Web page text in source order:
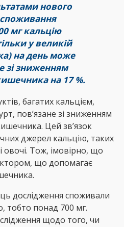
нового
мг кальцію
у великій
на день може
зі зниженням
на 17 %.
багатих кальцієм,
пов’язане зі зниженням
Цей зв’язок
джерел кальцію, таких
овочі. Тож, імовірно, що
що допомагає
дослідження споживали
тобто понад 700 мг.
щодо того, чи